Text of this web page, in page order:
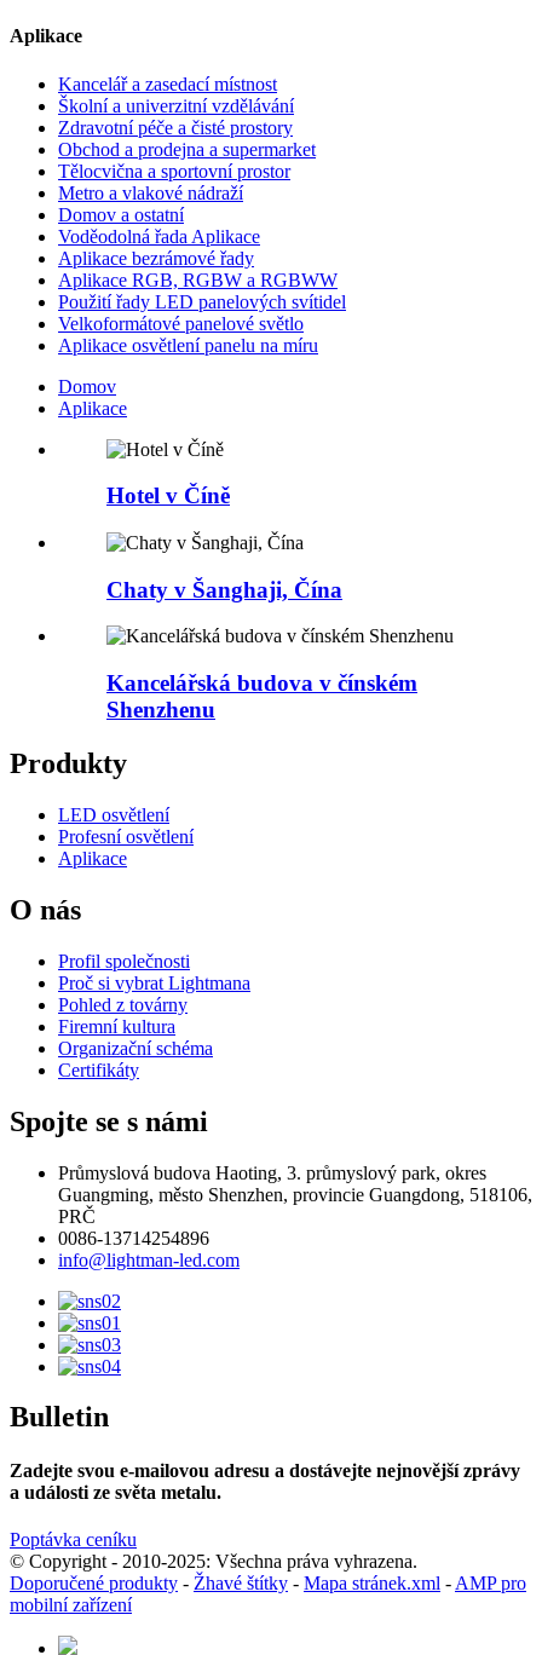
Aplikace
Kancelář a zasedací místnost
Školní a univerzitní vzdělávání
Zdravotní péče a čisté prostory
Obchod a prodejna a supermarket
Tělocvična a sportovní prostor
Metro a vlakové nádraží
Domov a ostatní
Voděodolná řada Aplikace
Aplikace bezrámové řady
Aplikace RGB, RGBW a RGBWW
Použití řady LED panelových svítidel
Velkoformátové panelové světlo
Aplikace osvětlení panelu na míru
Domov
Aplikace
Hotel v Číně
Chaty v Šanghaji, Čína
Kancelářská budova v čínském
Shenzhenu
Produkty
LED osvětlení
Profesní osvětlení
Aplikace
O nás
Profil společnosti
Proč si vybrat Lightmana
Pohled z továrny
Firemní kultura
Organizační schéma
Certifikáty
Spojte se s námi
Průmyslová budova Haoting, 3. průmyslový park, okres
Guangming, město Shenzhen, provincie Guangdong, 518106,
PRČ
0086-13714254896
info@lightman-led.com
Bulletin
Zadejte svou e-mailovou adresu a dostávejte nejnovější zprávy
a události ze světa metalu.
Poptávka ceníku
© Copyright - 2010-2025: Všechna práva vyhrazena.
Doporučené produkty - Žhavé štítky - Mapa stránek.xml - AMP pro
mobilní zařízení